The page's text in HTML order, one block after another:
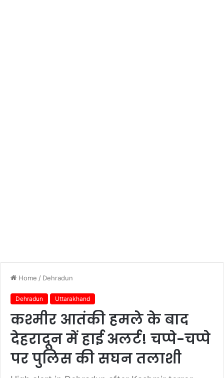
Home / Dehradun
Dehradun Uttarakhand
कश्मीर आतंकी हमले के बाद
देहरादून में हाई अलर्ट! चप्पे-चप्पे
पर पुलिस की सघन तलाशी